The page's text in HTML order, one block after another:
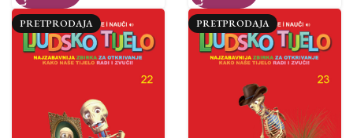
PRETPRODAJA PRETPRODAJA